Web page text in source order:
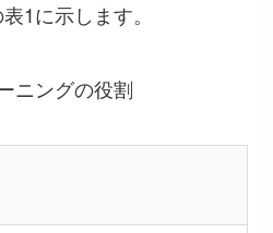
1に示します。
ニングの役割